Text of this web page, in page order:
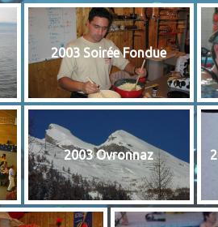
2003 Soirée Fondue
2003 Ovronnaz